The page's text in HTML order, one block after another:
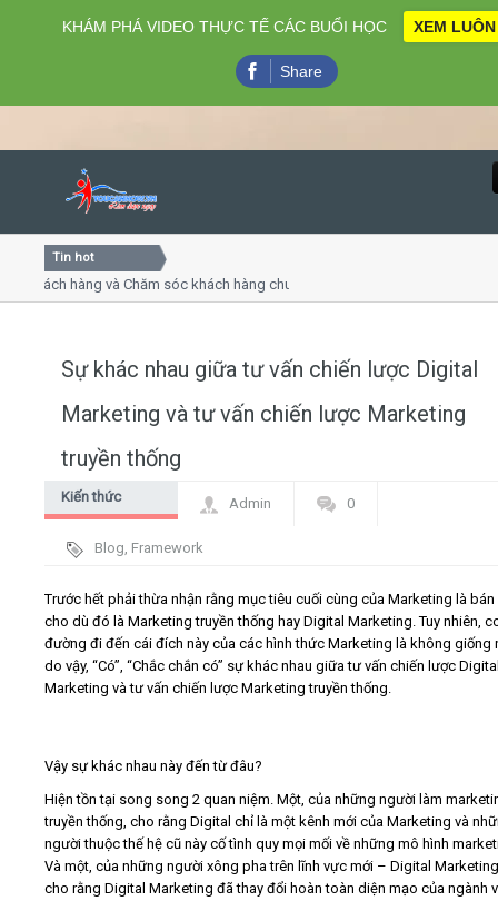
Close
Home
Lịch khai giảng
Video
Kiến thức
Liên hệ - Đăng ký
Tin hot
hàng và Chăm sóc khách hàng chuyên nghiệp
Sự khác nhau giữa tư vấn chiến lược Digital
Marketing và tư vấn chiến lược Marketing
truyền thống
Kiến thức
Marketing - PR
Admin 0
Blog, Framework
Trước hết phải thừa nhận rằng mục tiêu cuối cùng của Marketing là bán
cho dù đó là Marketing truyền thống hay Digital Marketing. Tuy nhiên,
đường đi đến cái đích này của các hình thức Marketing là không giống
do vậy, “Có”, “Chắc chắn có” sự khác nhau giữa tư vấn chiến lược
Marketing và tư vấn chiến lược Marketing truyền thống.
Vậy sự khác nhau này đến từ đâu?
Hiện tồn tại song song 2 quan niệm. Một, của những người làm
truyền thống, cho rằng Digital chỉ là một kênh mới của Marketing và
người thuộc thế hệ cũ này cố tình quy mọi mối về những mô hình
Và một, của những người xông pha trên lĩnh vực mới – Digital
cho rằng Digital Marketing đã thay đổi hoàn toàn diện mạo của ngành
KHÁM PHÁ VIDEO THỰC TẾ CÁC BUỔI HỌC XEM LUÔN
Share